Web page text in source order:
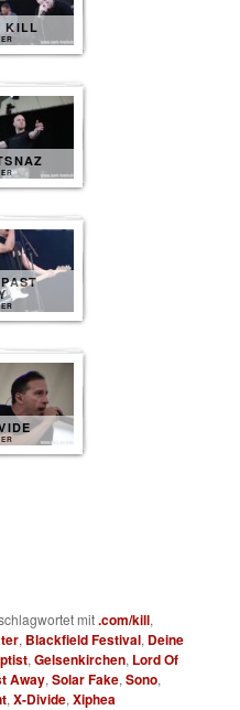
KILL
mit.com/kill,
, Blackfield Festival, Deine
,Gelsenkirchen, Lord Of
Away,Solar Fake,Sono,
,X-Divide,Xiphea